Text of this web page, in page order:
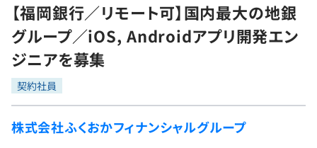
転職成功ガイド
転職エージェント
インタビュー
転職成功ガイド
求人検索
本選考
インターン
新卒エージェント
学習
問題集
4択課題
プログラミング言語
ゲーム・マンガ
【福岡銀行／リモート可】国内最大の地銀
グループ／iOS, Androidアプリ開発エン
ジニアを募集
契約社員
株式会社ふくおかフィナンシャルグループ